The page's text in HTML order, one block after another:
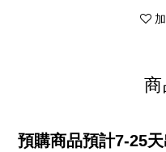
預購商品預計7-25